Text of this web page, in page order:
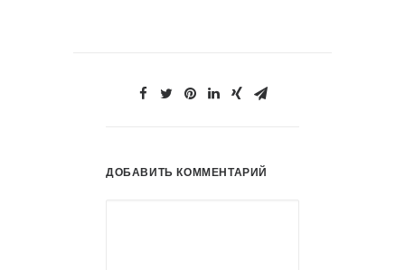
ДОБАВИТЬ КОММЕНТАРИЙ